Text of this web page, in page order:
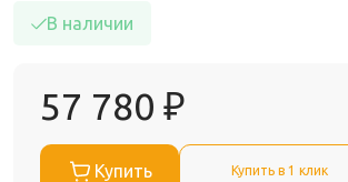
В наличии
57 780 ₽
Купить Купить в 1 клик